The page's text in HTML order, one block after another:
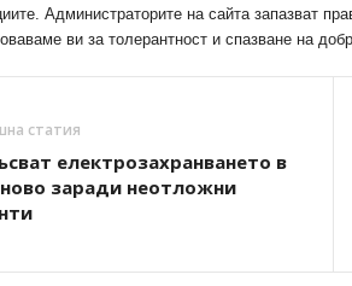
Администраторите на сайта запазват
ви за толерантност и спазване на
статия
електрозахранването в
заради неотложни